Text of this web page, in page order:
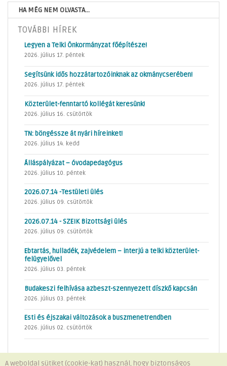
HA MÉG NEM OLVASTA...
TOVÁBBI HÍREK
Legyen a Telki Önkormányzat főépítésze!
2026. július 17. péntek
Segítsünk idős hozzátartozóinknak az okmánycserében!
2026. július 17. péntek
Közterület-fenntartó kollégát keresünk!
2026. július 16. csütörtök
TN: böngéssze át nyári híreinket!
2026. július 14. kedd
Álláspályázat – óvodapedagógus
2026. július 10. péntek
2026.07.14 -Testületi ülés
2026. július 09. csütörtök
2026.07.14 - SZEIK Bizottsági ülés
2026. július 09. csütörtök
Ebtartás, hulladék, zajvédelem – interjú a telki közterület-
felügyelővel
2026. július 03. péntek
Budakeszi felhívása azbeszt-szennyezett díszkő kapcsán
2026. július 03. péntek
Esti és éjszakai változások a buszmenetrendben
2026. július 02. csütörtök
A weboldal sütiket (cookie-kat) használ, hogy biztonságos